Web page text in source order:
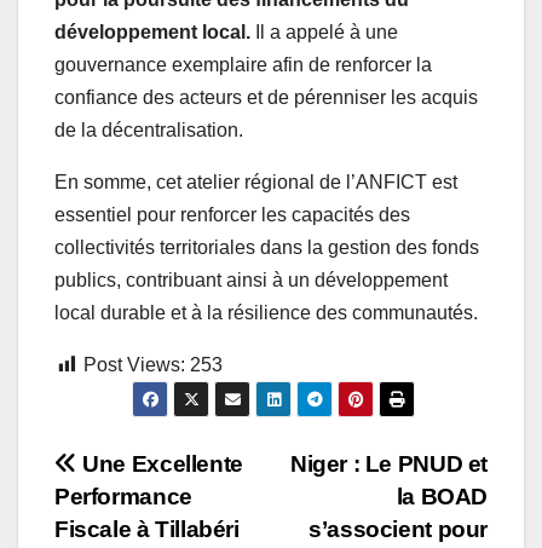
développement local. Il a appelé à une
gouvernance exemplaire afin de renforcer la
confiance des acteurs et de pérenniser les acquis
de la décentralisation.
En somme, cet atelier régional de l’ANFICT est
essentiel pour renforcer les capacités des
collectivités territoriales dans la gestion des fonds
publics, contribuant ainsi à un développement
local durable et à la résilience des communautés.
Post Views: 253
Navigation
de
Niger : Le PNUD et
la BOAD
s’associent pour
Une Excellente
Performance
Fiscale à Tillabéri